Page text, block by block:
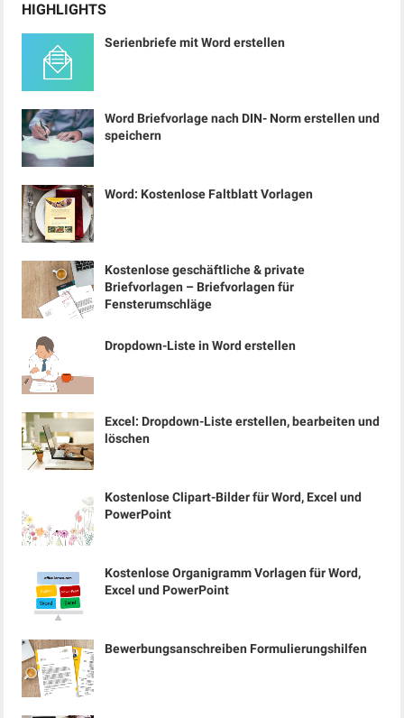
HIGHLIGHTS
Serienbriefe mit Word erstellen
Word Briefvorlage nach DIN- Norm erstellen und
speichern
Word: Kostenlose Faltblatt Vorlagen
Kostenlose geschäftliche & private
Briefvorlagen – Briefvorlagen für
Fensterumschläge
Dropdown-Liste in Word erstellen
Excel: Dropdown-Liste erstellen, bearbeiten und
löschen
Kostenlose Clipart-Bilder für Word, Excel und
PowerPoint
Kostenlose Organigramm Vorlagen für Word,
Excel und PowerPoint
Bewerbungsanschreiben Formulierungshilfen